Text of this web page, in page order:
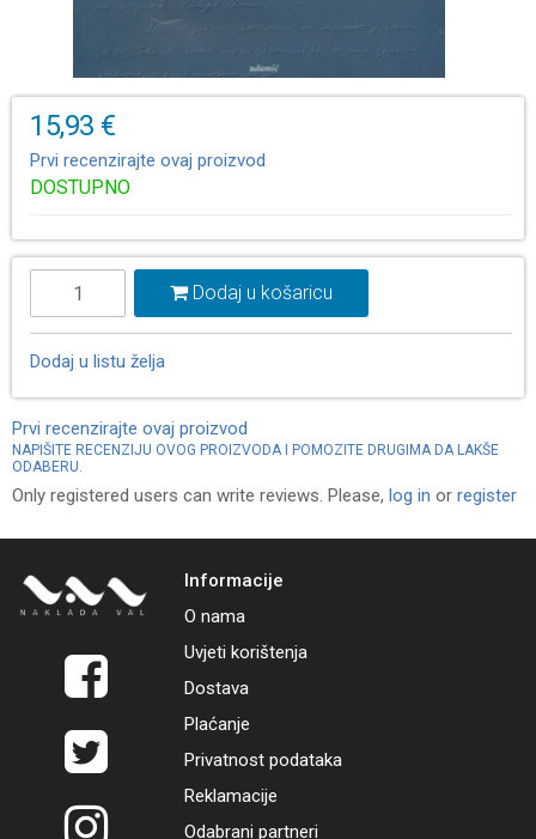
15,93 €
Prvi recenzirajte ovaj proizvod
DOSTUPNO
Dodaj u košaricu
Dodaj u listu želja
Prvi recenzirajte ovaj proizvod
NAPIŠITE RECENZIJU OVOG PROIZVODA I POMOZITE DRUGIMA DA LAKŠE
ODABERU.
Only registered users can write reviews. Please, log in or register
Informacije
O nama
Uvjeti korištenja
Dostava
Plaćanje
Privatnost podataka
Reklamacije
Odabrani partneri